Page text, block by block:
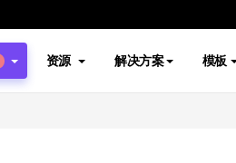
资源 解决方案 模板